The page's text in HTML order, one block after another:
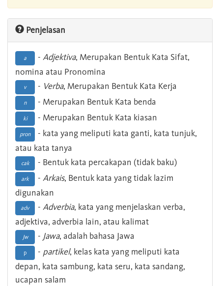
Penjelasan
a - Adjektiva, Merupakan Bentuk Kata Sifat,
nomina atau Pronomina
v - Verba, Merupakan Bentuk Kata Kerja
n - Merupakan Bentuk Kata benda
ki - Merupakan Bentuk Kata kiasan
pron
- kata yang meliputi kata ganti, kata tunjuk,
atau kata tanya
cak - Bentuk kata percakapan (tidak baku)
ark - Arkais, Bentuk kata yang tidak lazim
digunakan
adv - Adverbia, kata yang menjelaskan verba,
adjektiva, adverbia lain, atau kalimat
Jw - Jawa, adalah bahasa Jawa
p - partikel, kelas kata yang meliputi kata
depan, kata sambung, kata seru, kata sandang,
ucapan salam